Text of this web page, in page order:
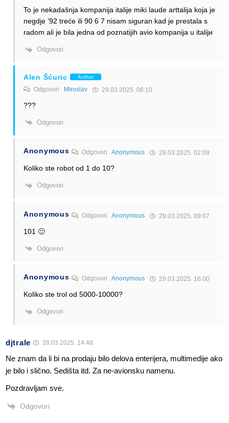
To je nekadašnja kompanija italije miki laude arttalija koja je
negdje ’92 treće ili 90 6 7 nisam siguran kad je prestala s
radom ali je bila jedna od poznatijih avio kompanija u italijи
Odgovori
Alen Šćuric Author
Odgovori Miroslav 29.03.2025. 06:10
???
Odgovori
Anonymous OdgovoriAnonymous 29.03.2025. 02:09
Koliko ste robot od 1 do 10?
Odgovori
Anonymous OdgovoriAnonymous 29.03.2025. 09:07
101 🙂
Odgovori
Anonymous OdgovoriAnonymous 29.03.2025. 16:00
Koliko ste trol od 5000-10000?
Odgovori
djtrale 28.03.2025. 14:48
Ne znam da li bi na prodaju bilo delova enterijera, multimedije ako
je bilo i slično. Sedišta itd. Za ne-avionsku namenu.
Pozdravljam sve.
Odgovori